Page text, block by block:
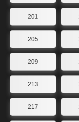
201
205
209
213
217